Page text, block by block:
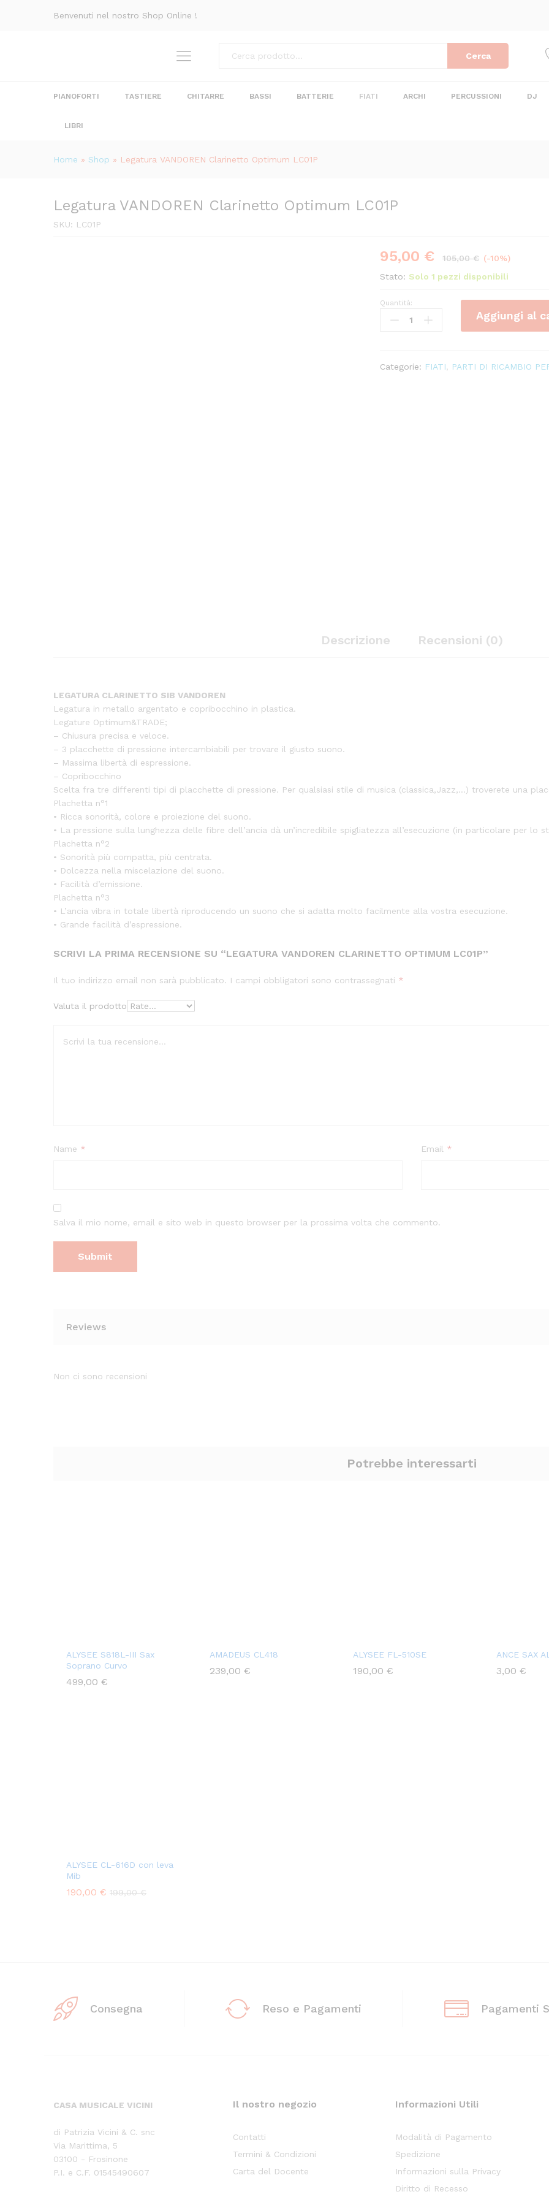
Benvenuti nel nostro Shop Online !
Categorie Cerca
PIANOFORTI TASTIERE CHITARRE BASSI BATTERIE FIATI ARCHI PERCUSSIONI DJ
LIBRI
Home » Shop » Legatura VANDOREN Clarinetto Optimum LC01P
Legatura VANDOREN Clarinetto Optimum LC01P
SKU: LC01P
95,00 € 105,00€ (-10%)
Stato: Solo 1 pezzi disponibili
Legatura
VANDOREN
quantity
Quantità:
Aggiungi al
Categorie: FIATI PARTI DI RICAMBIO
Descrizione Recensioni (0)
LEGATURA CLARINETTO SIB VANDOREN
Legatura in metallo argentato e copribocchino in plastica.
Legature Optimum&TRADE;
– Chiusura precisa e veloce.
– 3 placchette di pressione intercambiabili per trovare il giusto suono.
– Massima libertà di espressione.
– Copribocchino
Scelta fra tre differenti tipi di placchette di pressione. Per qualsiasi stile di musica (classica,Jazz,…) troverete una
Plachetta n°1
• Ricca sonorità, colore e proiezione del suono.
• La pressione sulla lunghezza delle fibre dell’ancia dà un’incredibile spigliatezza all’esecuzione (in particolare per lo
Plachetta n°2
• Sonorità più compatta, più centrata.
• Dolcezza nella miscelazione del suono.
• Facilità d’emissione.
Plachetta n°3
• L’ancia vibra in totale libertà riproducendo un suono che si adatta molto facilmente alla vostra esecuzione.
• Grande facilità d’espressione.
SCRIVI LA PRIMA RECENSIONE SU “LEGATURA VANDOREN CLARINETTO OPTIMUM LC01P”
Il tuo indirizzo email non sarà pubblicato. I campi obbligatori sono contrassegnati *
Valuta il prodotto
Name * Email *
Salva il mio nome, email e sito web in questo browser per la prossima volta che commento.
Reviews
Non ci sono recensioni
Potrebbe interessarti
ALYSEE S818L-III Sax
Soprano Curvo
499,00 €
AMADEUS CL418
239,00 €
ALYSEE FL-510SE
190,00 €
ANCE SAX
3,00 €
ALYSEE CL-616D con leva
Mib
190,00 € 199,00€
Consegna Reso e Pagamenti Pagamenti
CASA MUSICALE VICINI
di Patrizia Vicini & C. snc
Via Marittima, 5
03100 - Frosinone
P.I. e C.F. 01545490607
Il nostro negozio
Contatti
Termini & Condizioni
Carta del Docente
Informazioni Utili
Modalità di Pagamento
Spedizione
Informazioni sulla Privacy
Diritto di Recesso
Legatura VANDOREN Clarinetto Optimum LC01P